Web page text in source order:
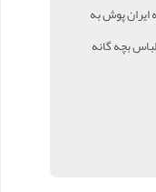
ایران پوش به
بچه گانه